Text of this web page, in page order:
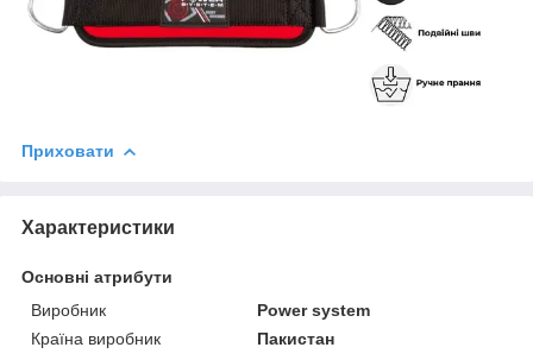
Приховати
Характеристики
Основні атрибути
Виробник
Power system
Країна виробник
Пакистан